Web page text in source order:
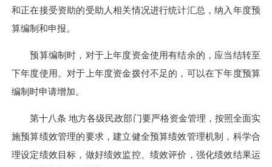
和正在接受资助的受助人相关情况进行统计汇总，纳入年度预
算编制和申报。
预算编制时，对于上年度资金使用有结余的，应当结转至
下年度使用。对于上年度资金拨付不足的，可以在下年度预算
编制时申请增加。
第十八条 地方各级民政部门要严格资金管理，按照全面实
施预算绩效管理的要求，建立健全预算绩效管理机制，科学合
理设定绩效目标，做好绩效监控、绩效评价，强化绩效结果运